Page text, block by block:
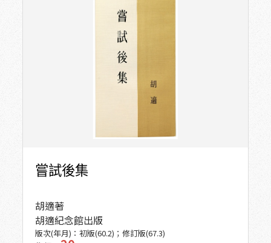
嘗試後集
胡適著
胡適紀念館出版
版次(年月)： 初版(60.2)；修訂版(67.3)